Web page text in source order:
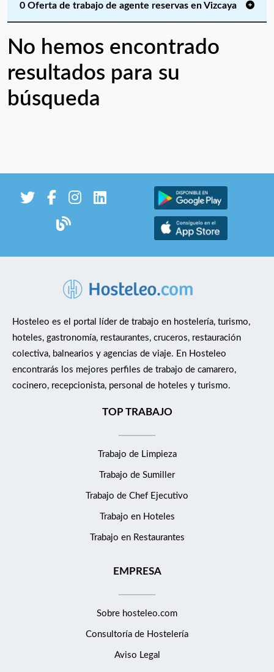
0 Oferta de trabajo de agente reservas en Vizcaya
No hemos encontrado
resultados para su
búsqueda
Hosteleo es el portal líder de trabajo en hostelería, turismo,
hoteles, gastronomía, restaurantes, cruceros, restauración
colectiva, balnearios y agencias de viaje. En Hosteleo
encontrarás los mejores perfiles de trabajo de camarero,
cocinero, recepcionista, personal de hoteles y turismo.
TOP TRABAJO
Trabajo de Limpieza
Trabajo de Sumiller
Trabajo de Chef Ejecutivo
Trabajo en Hoteles
Trabajo en Restaurantes
EMPRESA
Sobre hosteleo.com
Consultoría de Hostelería
Aviso Legal